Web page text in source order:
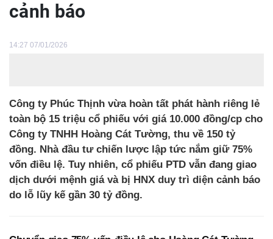
cảnh báo
14:27 07/01/2026
Công ty Phúc Thịnh vừa hoàn tất phát hành riêng lẻ
toàn bộ 15 triệu cổ phiếu với giá 10.000 đồng/cp cho
Công ty TNHH Hoàng Cát Tường, thu về 150 tỷ
đồng. Nhà đầu tư chiến lược lập tức nắm giữ 75%
vốn điều lệ. Tuy nhiên, cổ phiếu PTD vẫn đang giao
dịch dưới mệnh giá và bị HNX duy trì diện cảnh báo
do lỗ lũy kế gần 30 tỷ đồng.